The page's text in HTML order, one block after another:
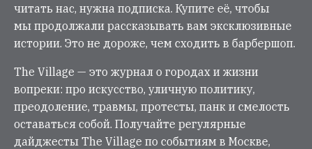
читать нас, нужна подписка. Купите её, чтобы
мы продолжали рассказывать вам эксклюзивные
истории. Это не дороже, чем сходить в барбершоп.
The Village — это журнал о городах и жизни
вопреки: про искусство, уличную политику,
преодоление, травмы, протесты, панк и смелость
оставаться собой. Получайте регулярные
дайджесты The Village по событиям в Москве,